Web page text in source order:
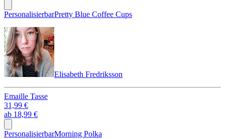
PersonalisierbarPretty Blue Coffee Cups
Elisabeth Fredriksson
Emaille Tasse
31,99 €
ab 18,99 €
PersonalisierbarMorning Polka